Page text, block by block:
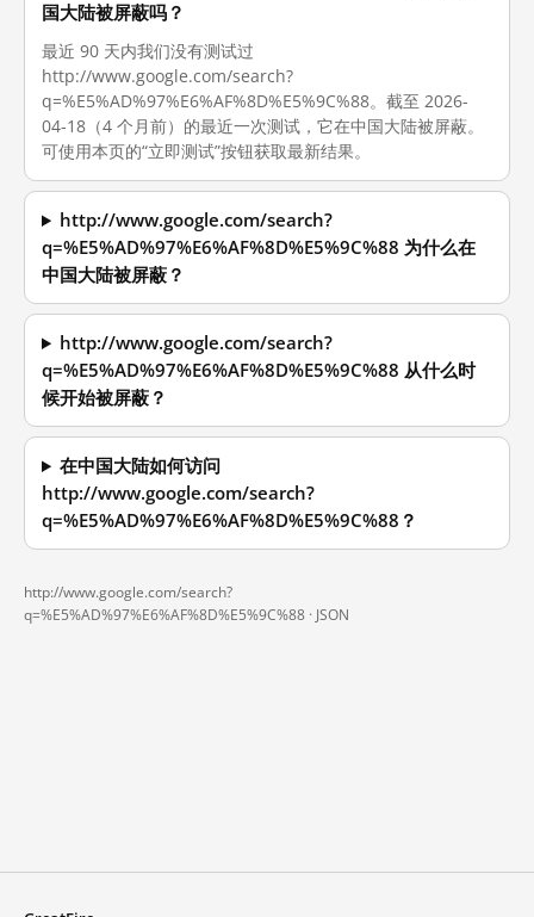
国大陆被屏蔽吗？
最近 90 天内我们没有测试过
http://www.google.com/search?
q=%E5%AD%97%E6%AF%8D%E5%9C%88。截至 2026-
04-18（4 个月前）的最近一次测试，它在中国大陆被屏蔽。
可使用本页的“立即测试”按钮获取最新结果。
http://www.google.com/search?
q=%E5%AD%97%E6%AF%8D%E5%9C%88 为什么在
中国大陆被屏蔽？
http://www.google.com/search?
q=%E5%AD%97%E6%AF%8D%E5%9C%88 从什么时
候开始被屏蔽？
在中国大陆如何访问
http://www.google.com/search?
q=%E5%AD%97%E6%AF%8D%E5%9C%88？
http://www.google.com/search?
q=%E5%AD%97%E6%AF%8D%E5%9C%88 · JSON